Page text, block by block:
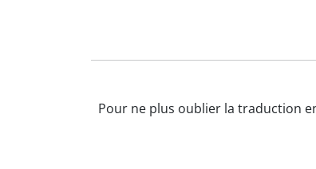
Pour ne plus oublier la traduction